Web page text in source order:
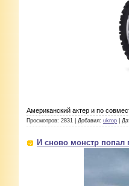
Американский актер и по
Просмотров: 2831 | Добавил: ukrop |
И сново монстр попал